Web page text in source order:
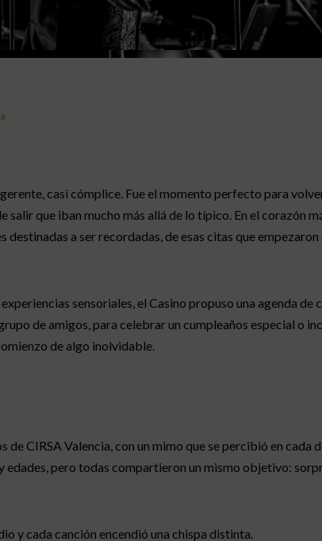
casi cómplice. Fue el momento perfecto para
que iban mucho más allá de lo típico. En el corazón
a ser recordadas, de esas citas que empezaron
sensoriales, el Casino propuso una agenda de
de amigos, para celebrar un cumpleaños especial o
de algo inolvidable.
CIRSA Valencia, con un mimo que se percibió en cada
pero todas compartieron un mismo objetivo:
y cada canción encendió una chispa distinta.